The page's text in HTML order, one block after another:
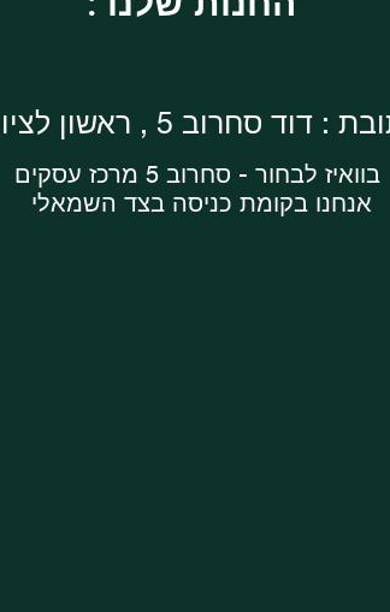
: דוד סחרוב 5 , ראשון לציון
אנחנו בקומת כניסה בצד השמאלי